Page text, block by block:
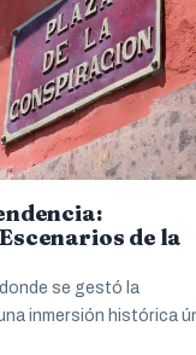
de la
se gestó la
inmersión histórica